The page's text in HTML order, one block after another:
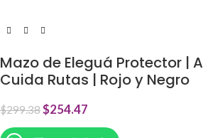
Mazo de Eleguá Protector |
Cuida Rutas | Rojo y Negro
$299.38$254.47